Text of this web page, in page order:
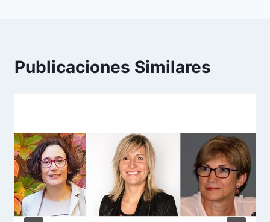
Publicaciones Similares